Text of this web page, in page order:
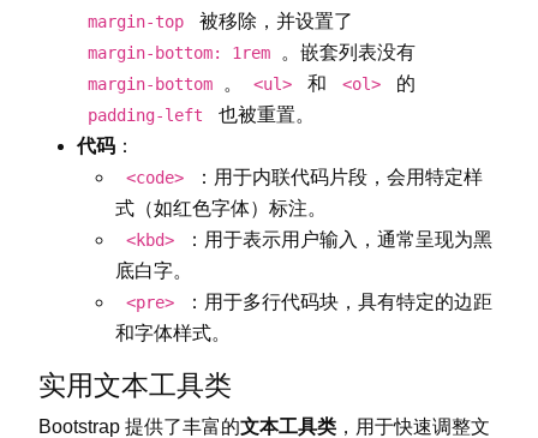
margin-top 被移除，并设置了
margin-bottom: 1rem 。嵌套列表没有
margin-bottom 。 <ul> 和 <ol> 的
padding-left
也被重置。
代码 ：
<code>
：用于内联代码片段，会用特定样
式（如红色字体）标注。
<kbd>
：用于表示用户输入，通常呈现为黑
底白字。
<pre>
：用于多行代码块，具有特定的边距
和字体样式。
实用文本工具类
Bootstrap 提供了丰富的文本工具类 ，用于快速调整文